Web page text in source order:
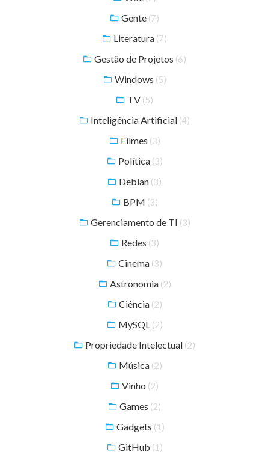
Gente (7)
Literatura (7)
Gestão de Projetos (6)
Windows (5)
TV (5)
Inteligência Artificial (4)
Filmes (3)
Política (3)
Debian (3)
BPM (3)
Gerenciamento de TI (3)
Redes (3)
Cinema (3)
Astronomia (2)
Ciência (2)
MySQL (2)
Propriedade Intelectual (2)
Música (2)
Vinho (2)
Games (2)
Gadgets (1)
GitHub (1)